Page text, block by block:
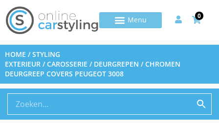
0
HOME /STYLING
EXTERIEUR /CAROSSERIE / DEURGREPEN / CHROMEN
DEURGREEP COVERS PEUGEOT 3008